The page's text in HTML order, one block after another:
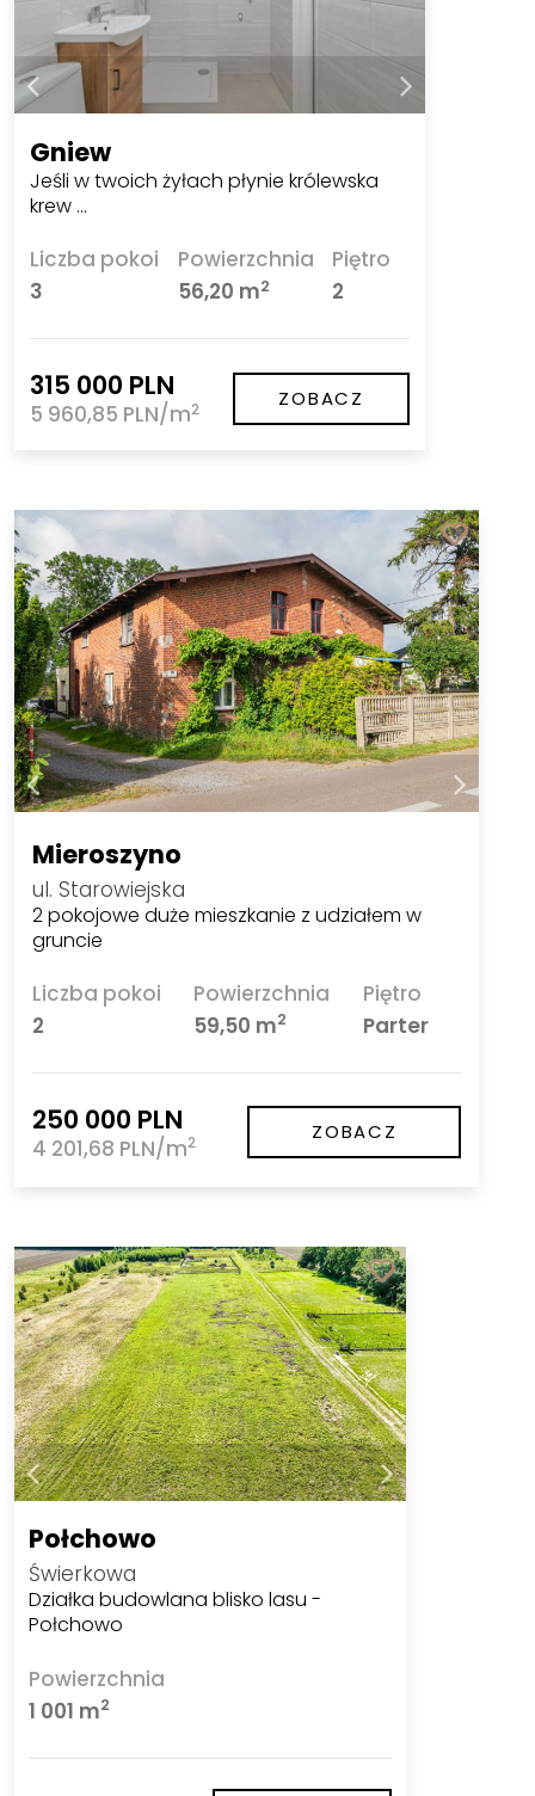
Gniew
Jeśli w twoich żyłach płynie królewska
krew ...
Liczba pokoi
3
Powierzchnia
56,20 m2
Piętro
2
315 000 PLN
5 960,85 PLN/m2 ZOBACZ
Mieroszyno
ul. Starowiejska
2 pokojowe duże mieszkanie z udziałem w
gruncie
Liczba pokoi
2
Powierzchnia
59,50 m2
Piętro
Parter
250 000 PLN
4 201,68 PLN/m2 ZOBACZ
Połchowo
Świerkowa
Działka budowlana blisko lasu -
Połchowo
Powierzchnia
1 001 m2